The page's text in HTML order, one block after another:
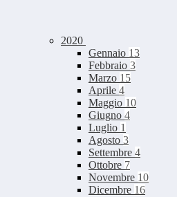
2020
Gennaio 13
Febbraio 3
Marzo 15
Aprile 4
Maggio 10
Giugno 4
Luglio 1
Agosto 3
Settembre 4
Ottobre 7
Novembre 10
Dicembre 16